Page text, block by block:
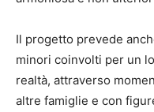
Il progetto prevede
minori coinvolti per un
realtà, attraverso
altre famiglie e con